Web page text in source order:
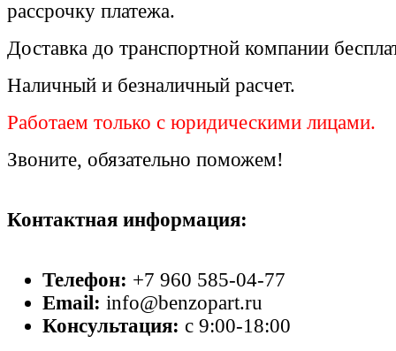
рассрочку платежа.
Доставка до транспортной компании
Наличный и безналичный расчет.
Работаем только с юридическими лицами.
Звоните, обязательно поможем!
Контактная информация:
Телефон: +7 960 585-04-77
Email: info@benzopart.ru
Консультация: с 9:00-18:00